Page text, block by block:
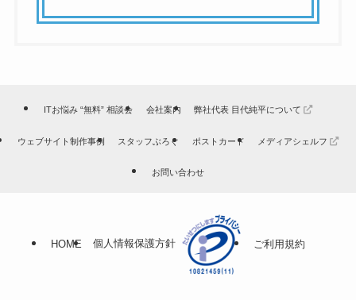
ITお悩み “無料” 相談会 会社案内 弊社代表 目代純平について
ウェブサイト制作事例 スタッフぶろぐ ポストカード メディアシェルフ
お問い合わせ
HOME 個人情報保護方針 ご利用規約